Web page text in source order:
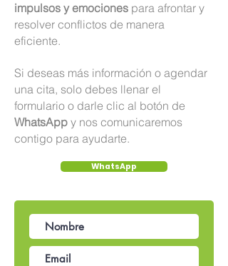
impulsos y emociones para afrontar y
resolver conflictos de manera
eficiente.
Si deseas más información o agendar
una cita, solo debes llenar el
formulario o darle clic al botón de
WhatsApp y nos comunicaremos
contigo para ayudarte.
WhatsApp